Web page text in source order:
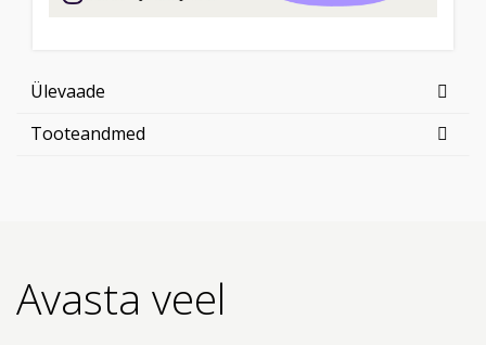
Ülevaade
Tooteandmed
Avasta veel